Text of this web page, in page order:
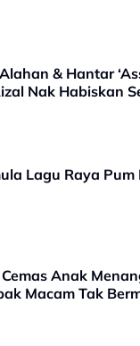
& Hantar
Nak Habiskan
Lagu Raya
Anak
Macam Tak